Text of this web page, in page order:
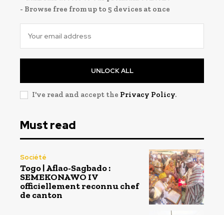
- Browse free from up to 5 devices at once
UNLOCK ALL
I've read and accept the Privacy Policy.
Must read
Société
Togo | Aflao-Sagbado :
SEMEKONAWO IV
officiellement reconnu chef
de canton